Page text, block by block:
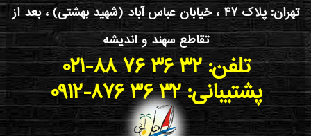
تهران: پلاک 47 ، خیابان عباس آباد (شهید بهشتی) ، بعد از
تقاطع سهند و اندیشه
021-88 76 36 32 :تلفن
0912-876 36 32 :پشتیبانی